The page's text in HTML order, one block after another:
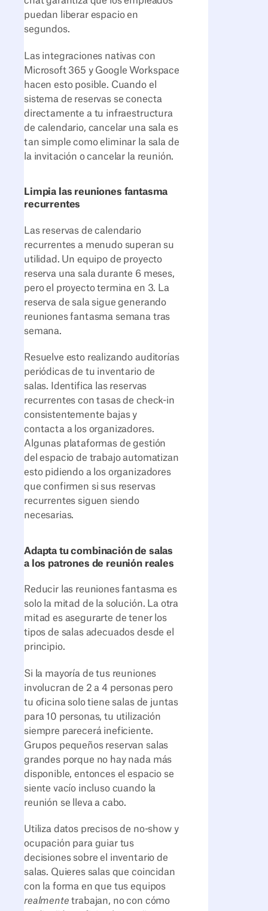
puedan liberar espacio en
segundos.
Las integraciones nativas con
Microsoft 365 y Google Workspace
hacen esto posible. Cuando el
sistema de reservas se conecta
directamente a tu infraestructura
de calendario, cancelar una sala es
tan simple como eliminar la sala de
la invitación o cancelar la reunión.
Limpia las reuniones fantasma
recurrentes
Las reservas de calendario
recurrentes a menudo superan su
utilidad. Un equipo de proyecto
reserva una sala durante 6 meses,
pero el proyecto termina en 3. La
reserva de sala sigue generando
reuniones fantasma semana tras
semana.
Resuelve esto realizando auditorías
periódicas de tu inventario de
salas. Identifica las reservas
recurrentes con tasas de check-in
consistentemente bajas y
contacta a los organizadores.
Algunas plataformas de gestión
del espacio de trabajo automatizan
esto pidiendo a los organizadores
que confirmen si sus reservas
recurrentes siguen siendo
necesarias.
Adapta tu combinación de salas
a los patrones de reunión reales
Reducir las reuniones fantasma es
solo la mitad de la solución. La otra
mitad es asegurarte de tener los
tipos de salas adecuados desde el
principio.
Si la mayoría de tus reuniones
involucran de 2 a 4 personas pero
tu oficina solo tiene salas de juntas
para 10 personas, tu utilización
siempre parecerá ineficiente.
Grupos pequeños reservan salas
grandes porque no hay nada más
disponible, entonces el espacio se
siente vacío incluso cuando la
reunión se lleva a cabo.
Utiliza datos precisos de no-show y
ocupación para guiar tus
decisiones sobre el inventario de
salas. Quieres salas que coincidan
con la forma en que tus equipos
realmente trabajan, no con cómo